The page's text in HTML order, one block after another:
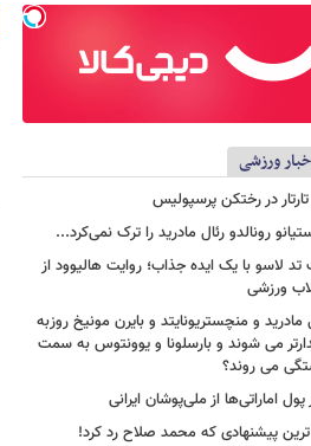
ورزشی
در رختکن پرسپولیس
رونالدو رئال مادرید را ترک نمی‌کرد...
لاسو با یک ایده جذاب؛ روایت هالیوود از
ورزشی
مادرید و منچستریونایتد و بایرن مونیخ روزبه
می شوند و بارسلونا و یوونتوس به سمت
می روند؟
اماراتی‌ها از ملی‌پوشان ایرانی
پیشنهادی که محمد صلاح رد کرد!